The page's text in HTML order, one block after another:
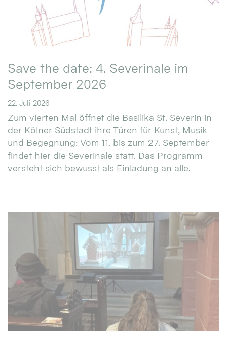
Save the date: 4. Severinale im
September 2026
22. Juli 2026
Zum vierten Mal öffnet die Basilika St. Severin in
der Kölner Südstadt ihre Türen für Kunst, Musik
und Begegnung: Vom 11. bis zum 27. September
findet hier die Severinale statt. Das Programm
versteht sich bewusst als Einladung an alle.